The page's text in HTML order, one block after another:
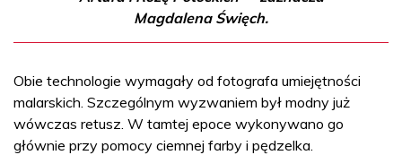
Magdalena Święch.
Obie technologie wymagały od fotografa umiejętności
malarskich. Szczególnym wyzwaniem był modny już
wówczas retusz. W tamtej epoce wykonywano go
głównie przy pomocy ciemnej farby i pędzelka.